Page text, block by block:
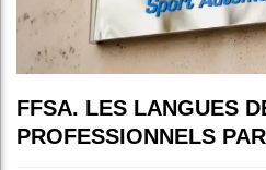
FFSA. LES LANGUES
PROFESSIONNELS